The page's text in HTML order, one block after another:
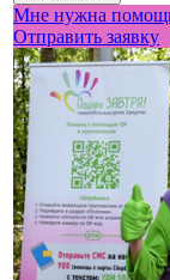
Мне нужна
Отправить заявку